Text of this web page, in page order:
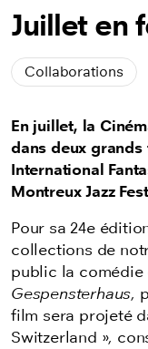
Juillet en
Collaborations
En juillet, la
dans deux grands
International
Montreux Jazz
Pour sa 24e
collections de
public la
Gespensterhaus,
film sera projeté
Switzerland »,